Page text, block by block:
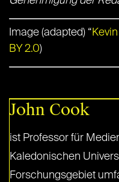
Image (adapted) “
BY 2.0)
John Cook
ist Professor für
Kaledonischen
Forschungsgebiet